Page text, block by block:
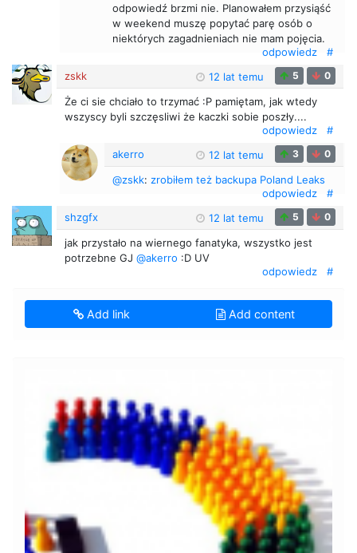
odpowiedź brzmi nie. Planowałem przysiąść
w weekend muszę popytać parę osób o
niektórych zagadnieniach nie mam pojęcia.
odpowiedz
#
zskk
12 lat temu 5 0
Że ci sie chciało to trzymać :P pamiętam, jak wtedy
wszyscy byli szczęsliwi że kaczki sobie poszły....
odpowiedz
#
akerro
12 lat temu 3 0
@zskk: zrobiłem też backupa Poland Leaks
odpowiedz
#
shzgfx
12 lat temu 5 0
jak przystało na wiernego fanatyka, wszystko jest
potrzebne GJ @akerro :D UV
odpowiedz
#
Add link Add content